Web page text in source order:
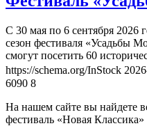
С 30 мая по 6 сентября 2026
сезон фестиваля «Усадьбы
смогут посетить 60
https://schema.org/InStock
6090 8
На нашем сайте вы найдете
фестиваль «Новая Классика»